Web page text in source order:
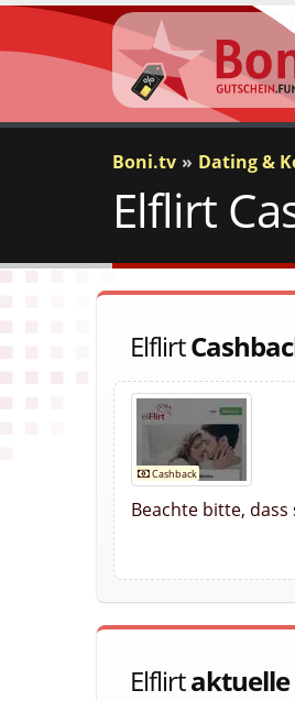
Boni.tv Dating &
Elflirt
Elflirt
Beachte bitte,
Elflirtaktuelle